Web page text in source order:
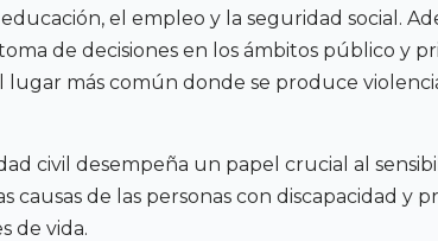
el empleo y la seguridad social.
de decisiones en los ámbitos público y
lugar más común donde se produce
civil desempeña un papel crucial al
causas de las personas con discapacidad y
de vida.